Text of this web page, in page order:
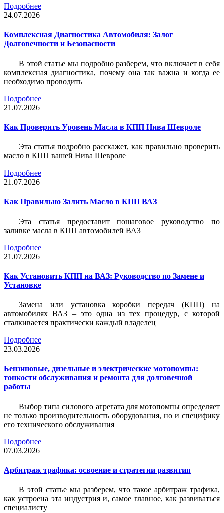
Подробнее
24.07.2026
Комплексная Диагностика Автомобиля: Залог
Долговечности и Безопасности
В этой статье мы подробно разберем, что включает в себя
комплексная диагностика, почему она так важна и когда ее
необходимо проводить
Подробнее
21.07.2026
Как Проверить Уровень Масла в КПП Нива Шевроле
Эта статья подробно расскажет, как правильно проверить
масло в КПП вашей Нива Шевроле
Подробнее
21.07.2026
Как Правильно Залить Масло в КПП ВАЗ
Эта статья предоставит пошаговое руководство по
заливке масла в КПП автомобилей ВАЗ
Подробнее
21.07.2026
Как Установить КПП на ВАЗ: Руководство по Замене и
Установке
Замена или установка коробки передач (КПП) на
автомобилях ВАЗ – это одна из тех процедур, с которой
сталкивается практически каждый владелец
Подробнее
23.03.2026
Бензиновые, дизельные и электрические мотопомпы:
тонкости обслуживания и ремонта для долговечной
работы
Выбор типа силового агрегата для мотопомпы определяет
не только производительность оборудования, но и специфику
его технического обслуживания
Подробнее
07.03.2026
Арбитраж трафика: освоение и стратегии развития
В этой статье мы разберем, что такое арбитраж трафика,
как устроена эта индустрия и, самое главное, как развиваться
специалисту